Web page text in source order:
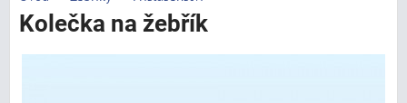
Kolečka na žebřík